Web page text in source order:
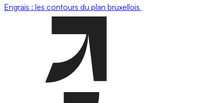
Engrais : les contours du plan bruxellois